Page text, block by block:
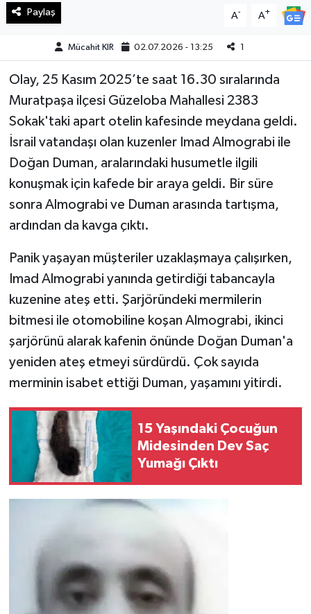
Paylaş A- A+
Mücahit KIR 02.07.2026 - 13:25 1
Olay, 25 Kasım 2025’te saat 16.30 sıralarında
Muratpaşa ilçesi Güzeloba Mahallesi 2383
Sokak'taki apart otelin kafesinde meydana geldi.
İsrail vatandaşı olan kuzenler Imad Almograbi ile
Doğan Duman, aralarındaki husumetle ilgili
konuşmak için kafede bir araya geldi. Bir süre
sonra Almograbi ve Duman arasında tartışma,
ardından da kavga çıktı.
Panik yaşayan müşteriler uzaklaşmaya çalışırken,
Imad Almograbi yanında getirdiği tabancayla
kuzenine ateş etti. Şarjöründeki mermilerin
bitmesi ile otomobiline koşan Almograbi, ikinci
şarjörünü alarak kafenin önünde Doğan Duman'a
yeniden ateş etmeyi sürdürdü. Çok sayıda
merminin isabet ettiği Duman, yaşamını yitirdi.
15 Yaşındaki Çocuğun
Midesinden Dev Saç
Yumağı Çıktı
SürManşet
KAHRAMANMARAŞ